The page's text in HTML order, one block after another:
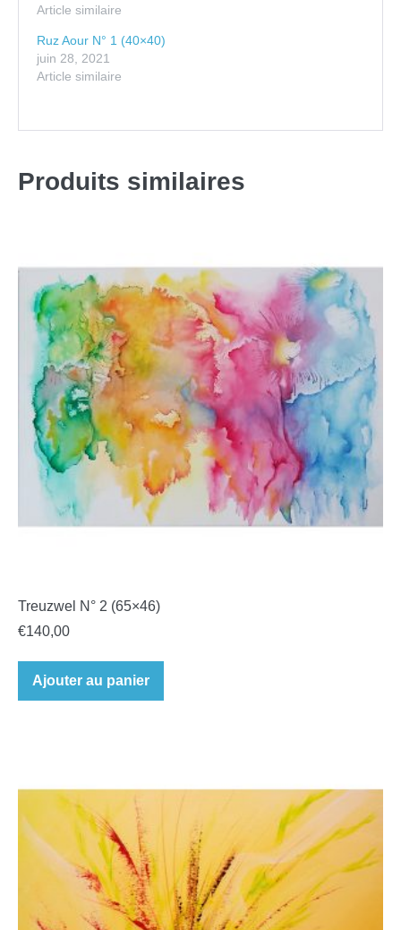
Article similaire
Ruz Aour N° 1 (40×40)
juin 28, 2021
Article similaire
Produits similaires
Treuzwel N° 2 (65×46)
€140,00
Ajouter au panier